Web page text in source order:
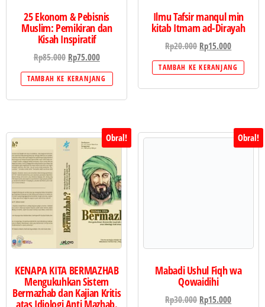
25 Ekonom & Pebisnis
Muslim: Pemikiran dan
Kisah Inspiratif
Rp85.000 Rp75.000
TAMBAH KE KERANJANG
Ilmu Tafsir manqul min
kitab Itmam ad-Dirayah
Rp20.000 Rp15.000
TAMBAH KE KERANJANG
Obral!
KENAPA KITA BERMAZHAB
Mengukuhkan Sistem
Bermazhab dan Kajian Kritis
atas Idiologi Anti Mazhab.
Obral!
Mabadi Ushul Fiqh wa
Qowaidihi
Rp30.000 Rp15.000